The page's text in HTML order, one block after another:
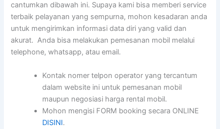
cantumkan dibawah ini. Supaya kami bisa memberi service
terbaik pelayanan yang sempurna, mohon kesadaran anda
untuk mengirimkan informasi data diri yang valid dan
akurat. Anda bisa melakukan pemesanan mobil melalui
telephone, whatsapp, atau email.
Kontak nomer telpon operator yang tercantum
dalam website ini untuk pemesanan mobil
maupun negosiasi harga rental mobil.
Mohon mengisi FORM booking secara ONLINE
DISINI.